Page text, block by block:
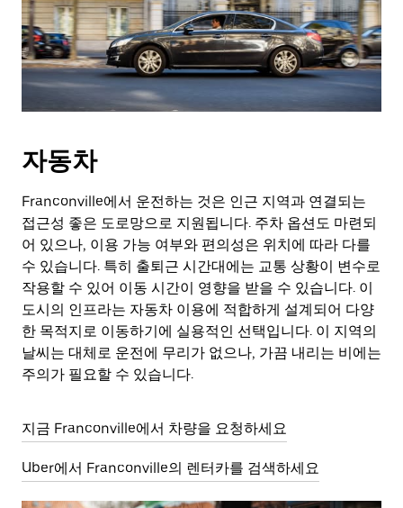
자동차
Franconville에서 운전하는 것은 인근 지역과 연결되는
접근성 좋은 도로망으로 지원됩니다. 주차 옵션도 마련되
어 있으나, 이용 가능 여부와 편의성은 위치에 따라 다를
수 있습니다. 특히 출퇴근 시간대에는 교통 상황이 변수로
작용할 수 있어 이동 시간이 영향을 받을 수 있습니다. 이
도시의 인프라는 자동차 이용에 적합하게 설계되어 다양
한 목적지로 이동하기에 실용적인 선택입니다. 이 지역의
날씨는 대체로 운전에 무리가 없으나, 가끔 내리는 비에는
주의가 필요할 수 있습니다.
지금 Franconville에서 차량을 요청하세요
Uber에서 Franconville의 렌터카를 검색하세요